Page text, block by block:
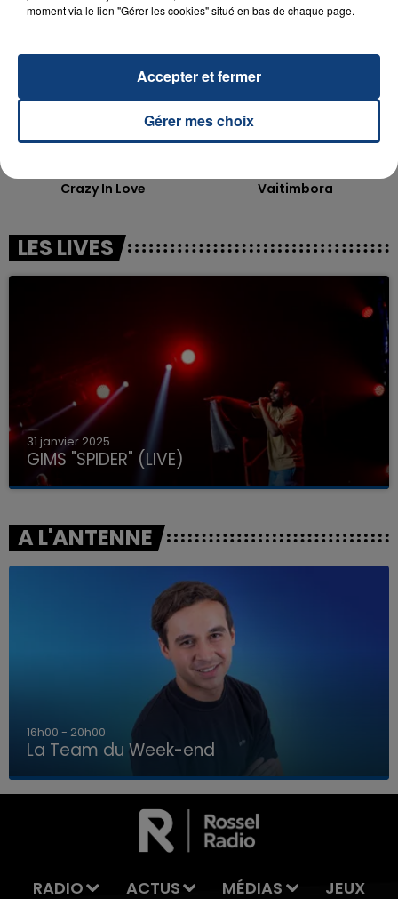
LA TEAM DU WEEK-END
Crazy In Love Vaitimbora
LES LIVES
31 janvier 2025
GIMS "SPIDER" (LIVE)
A L'ANTENNE
7h00 - 12h00
La Team du Week-end
RADIO ACTUS MÉDIAS JEUX
moment via le lien "Gérer les cookies" situé en bas de chaque page.
Gérer mes choix
Accepter et fermer